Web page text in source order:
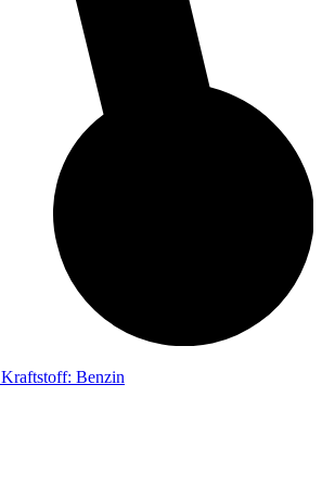
Kraftstoff: Benzin